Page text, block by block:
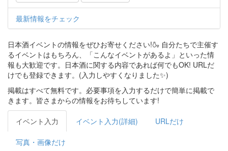
最新情報をチェック
日本酒イベントの情報をぜひお寄せください!🍶 自分たちで主催す
るイベントはもちろん、「こんなイベントがあるよ」といった情
報も大歓迎です。日本酒に関する内容であれば何でもOK! URLだ
けでも登録できます。(入力しやすくなりました✨)
掲載はすべて無料です。必要事項を入力するだけで簡単に掲載で
きます。皆さまからの情報をお待ちしています!
イベント入力 イベント入力(詳細) URLだけ
写真・画像だけ